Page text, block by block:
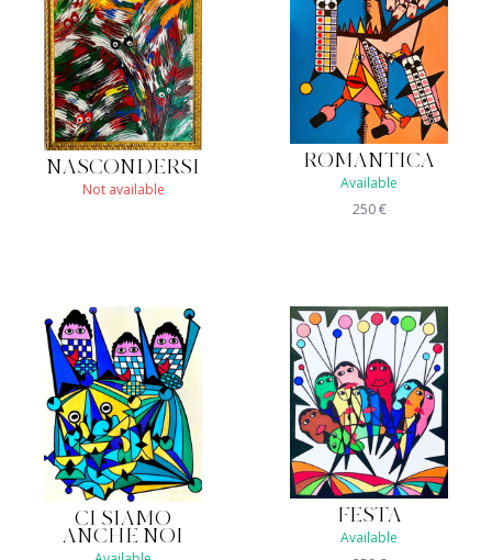
NASCONDERSI
Not available
ROMANTICA
Available
250€
CI SIAMO
ANCHE NOI
FESTA
Available